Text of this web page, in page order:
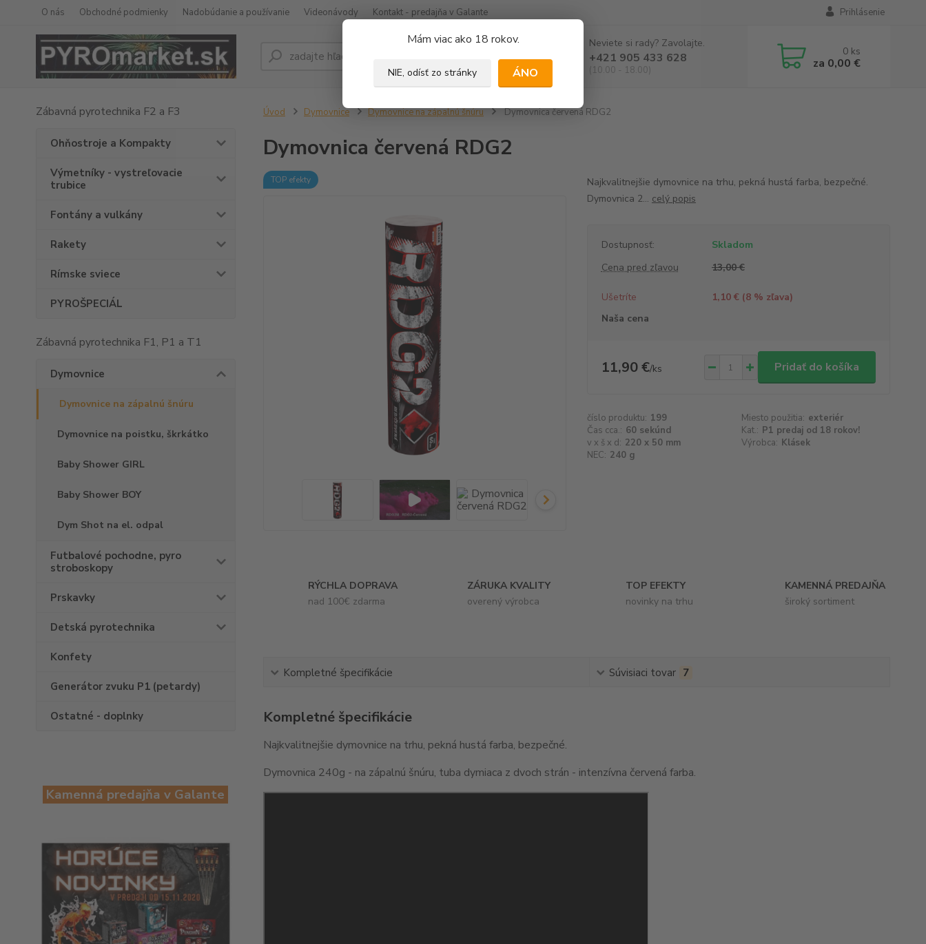
Mám viac ako 18 rokov.
NIE, odísť zo stránky ÁNO
O nás Obchodné podmienky Nadobúdanie a používanie Videonávody Kontakt - predajňa v Galante Prihlásenie
Hľadať
Neviete si rady? Zavolajte.
+421 905 433 628
(10.00 - 18.00)
0 ks
za 0,00 €
Zábavná pyrotechnika F2 a F3
Ohňostroje a Kompakty
Výmetníky - vystreľovacie
trubice
Fontány a vulkány
Rakety
Rímske sviece
PYROŠPECIÁL
Zábavná pyrotechnika F1, P1 a T1
Dymovnice
Dymovnice na zápalnú šnúru
Dymovnice na poistku, škrkátko
Baby Shower GIRL
Baby Shower BOY
Dym Shot na el. odpal
Futbalové pochodne, pyro
stroboskopy
Prskavky
Detská pyrotechnika
Konfety
Generátor zvuku P1 (petardy)
Ostatné - doplnky
Kamenná predajňa v Galante
Úvod Dymovnice Dymovnice na zápalnú šnúru Dymovnica červená RDG2
Dymovnica červená RDG2
TOP efekty
Najkvalitnejšie dymovnice na trhu, pekná hustá farba, bezpečné.
Dymovnica 2... celý popis
Dostupnosť:
Skladom
Cena pred zľavou
13,00 €
Ušetríte 1,10 € (8% zľava)
Naša cena
11,90 €/ks Pridať do košíka
číslo produktu: 199 Miesto použitia: exteriér
Čas cca.: 60 sekúnd Kat.: P1 predaj od 18 rokov!
v x š x d: 220 x 50 mm Výrobca: Klásek
NEC: 240 g
RÝCHLA DOPRAVA
nad 100€ zdarma
ZÁRUKA KVALITY
overený výrobca
TOP EFEKTY
novinky na trhu
KAMENNÁ PREDAJŇA
široký sortiment
Kompletné špecifikácie Súvisiaci tovar 7
Kompletné špecifikácie
Najkvalitnejšie dymovnice na trhu, pekná hustá farba, bezpečné.
Dymovnica 240g - na zápalnú šnúru, tuba dymiaca z dvoch strán - intenzívna červená farba.